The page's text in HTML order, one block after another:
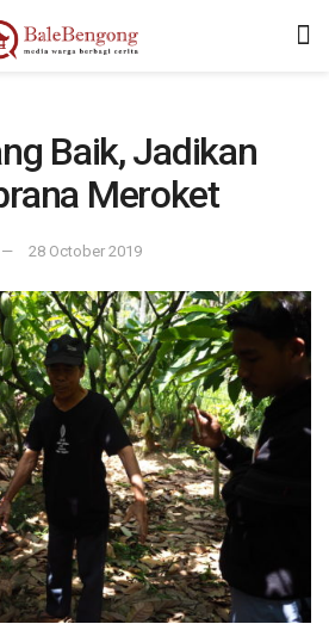
Baik, Jadikan
Meroket
28 October 2019